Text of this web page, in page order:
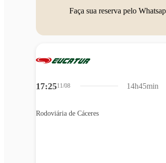
Faça sua reserva pelo
17:2511/08
Rodoviária de Cáceres
14h45min